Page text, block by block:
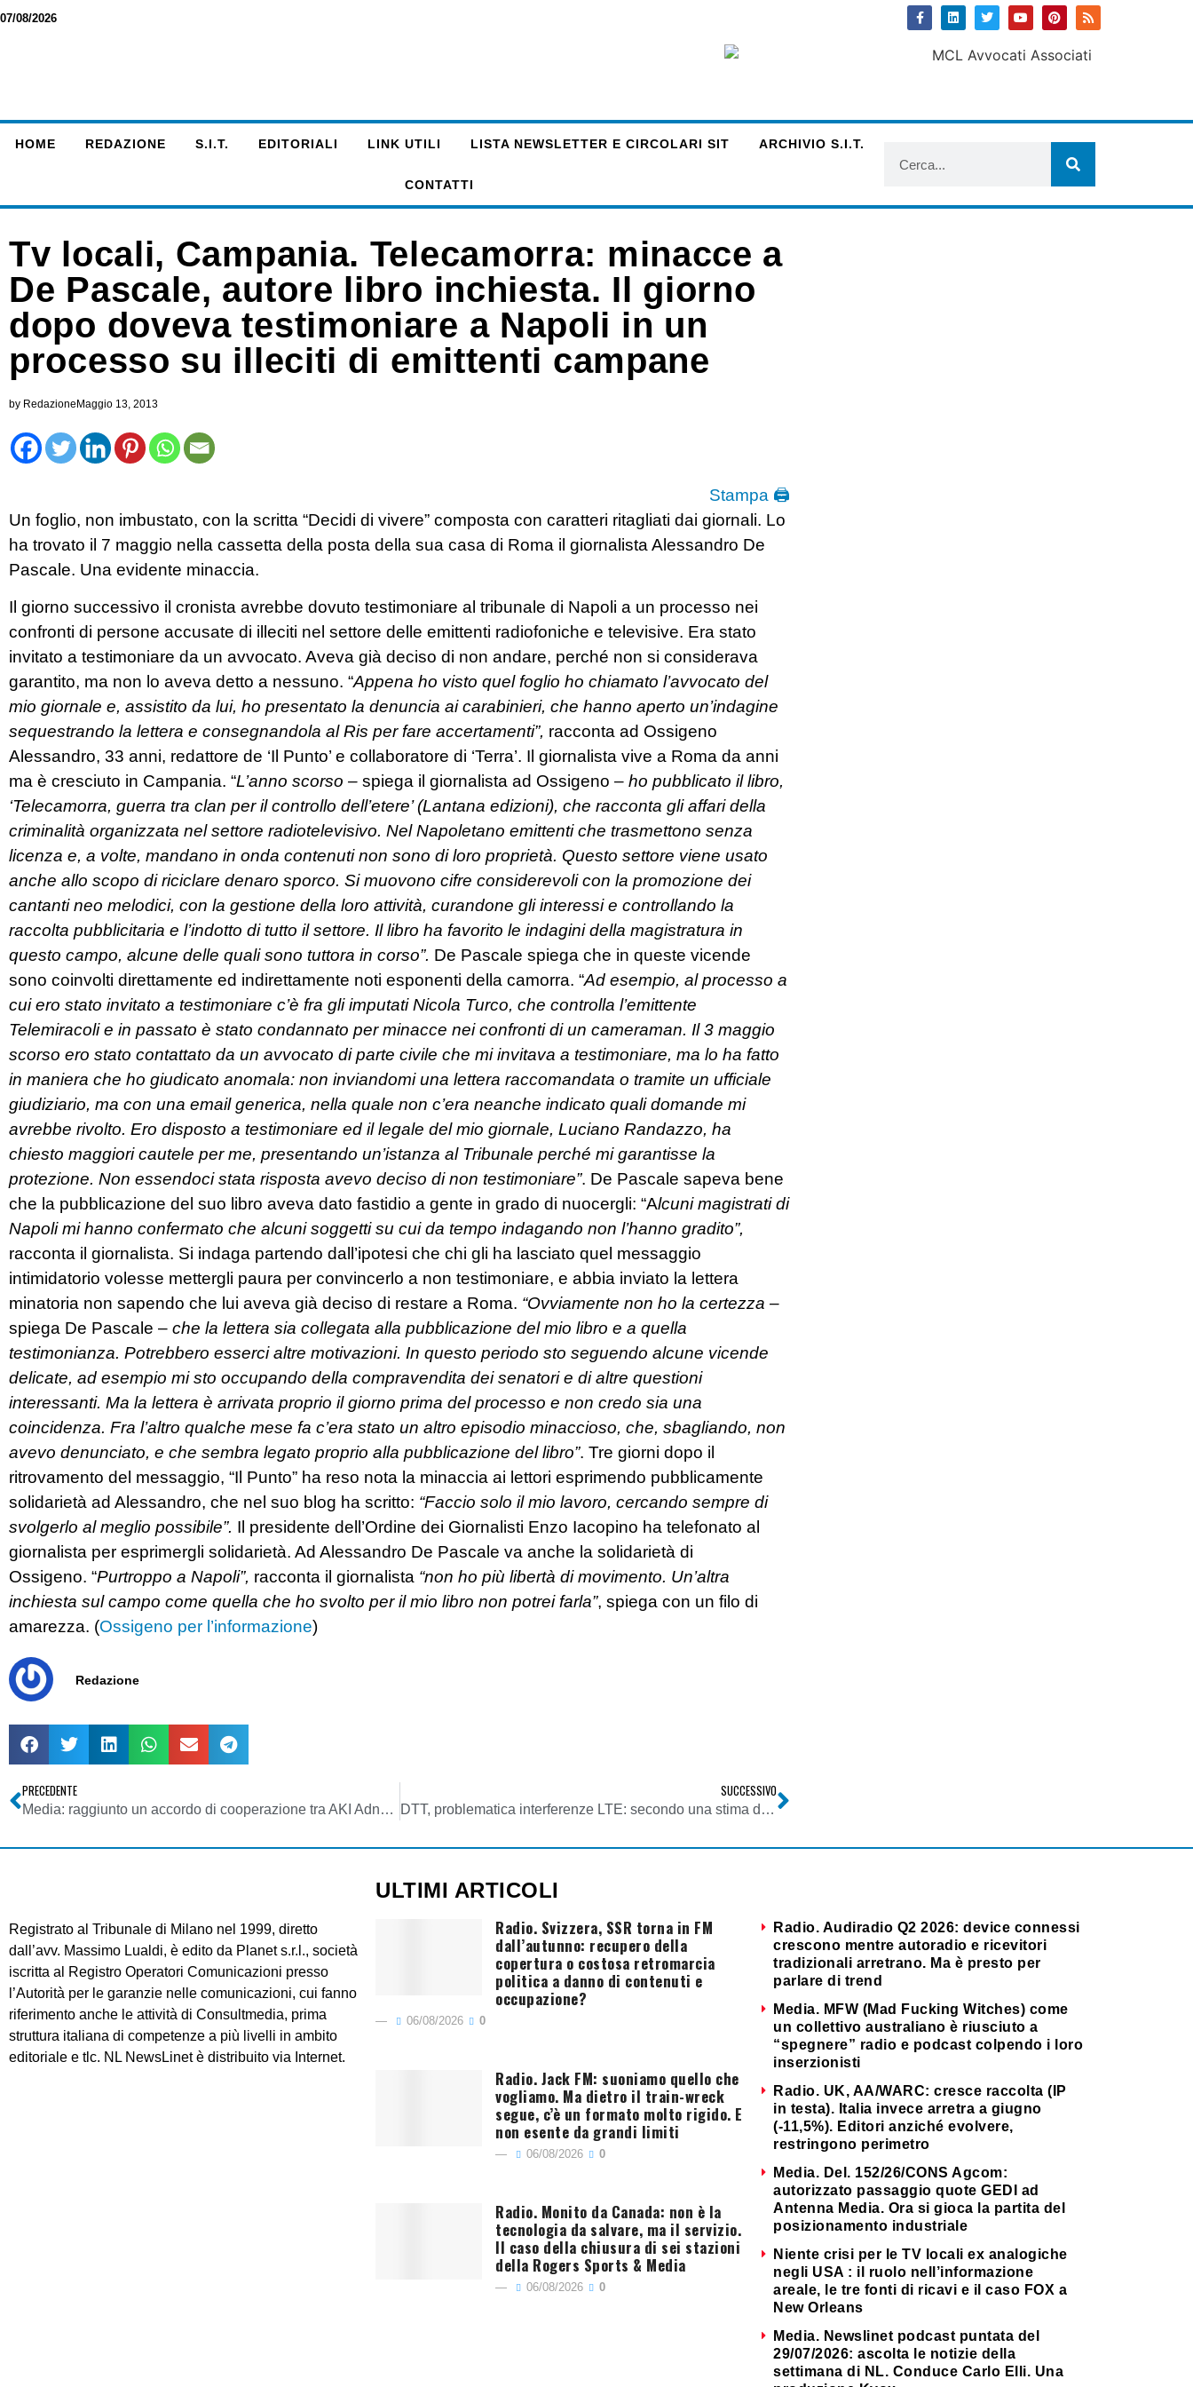
07/08/2026
HOME REDAZIONE S.I.T. EDITORIALI LINK UTILI LISTA NEWSLETTER E CIRCOLARI SIT ARCHIVIO S.I.T.
CONTATTI
Tv locali, Campania. Telecamorra: minacce a
De Pascale, autore libro inchiesta. Il giorno
dopo doveva testimoniare a Napoli in un
processo su illeciti di emittenti campane
by Redazione Maggio 13, 2013
Stampa 🖨
Un foglio, non imbustato, con la scritta “Decidi di vivere” composta con caratteri ritagliati dai giornali. Lo
ha trovato il 7 maggio nella cassetta della posta della sua casa di Roma il giornalista Alessandro De
Pascale. Una evidente minaccia.
Il giorno successivo il cronista avrebbe dovuto testimoniare al tribunale di Napoli a un processo nei
confronti di persone accusate di illeciti nel settore delle emittenti radiofoniche e televisive. Era stato
invitato a testimoniare da un avvocato. Aveva già deciso di non andare, perché non si considerava
garantito, ma non lo aveva detto a nessuno. “Appena ho visto quel foglio ho chiamato l’avvocato del
mio giornale e, assistito da lui, ho presentato la denuncia ai carabinieri, che hanno aperto un’indagine
sequestrando la lettera e consegnandola al Ris per fare accertamenti”, racconta ad Ossigeno
Alessandro, 33 anni, redattore de ‘Il Punto’ e collaboratore di ‘Terra’. Il giornalista vive a Roma da anni
ma è cresciuto in Campania. “L’anno scorso – spiega il giornalista ad Ossigeno – ho pubblicato il libro,
‘Telecamorra, guerra tra clan per il controllo dell’etere’ (Lantana edizioni), che racconta gli affari della
criminalità organizzata nel settore radiotelevisivo. Nel Napoletano emittenti che trasmettono senza
licenza e, a volte, mandano in onda contenuti non sono di loro proprietà. Questo settore viene usato
anche allo scopo di riciclare denaro sporco. Si muovono cifre considerevoli con la promozione dei
cantanti neo melodici, con la gestione della loro attività, curandone gli interessi e controllando la
raccolta pubblicitaria e l’indotto di tutto il settore. Il libro ha favorito le indagini della magistratura in
questo campo, alcune delle quali sono tuttora in corso”. De Pascale spiega che in queste vicende
sono coinvolti direttamente ed indirettamente noti esponenti della camorra. “Ad esempio, al processo a
cui ero stato invitato a testimoniare c’è fra gli imputati Nicola Turco, che controlla l’emittente
Telemiracoli e in passato è stato condannato per minacce nei confronti di un cameraman. Il 3 maggio
scorso ero stato contattato da un avvocato di parte civile che mi invitava a testimoniare, ma lo ha fatto
in maniera che ho giudicato anomala: non inviandomi una lettera raccomandata o tramite un ufficiale
giudiziario, ma con una email generica, nella quale non c’era neanche indicato quali domande mi
avrebbe rivolto. Ero disposto a testimoniare ed il legale del mio giornale, Luciano Randazzo, ha
chiesto maggiori cautele per me, presentando un’istanza al Tribunale perché mi garantisse la
protezione. Non essendoci stata risposta avevo deciso di non testimoniare”. De Pascale sapeva bene
che la pubblicazione del suo libro aveva dato fastidio a gente in grado di nuocergli: “Alcuni magistrati di
Napoli mi hanno confermato che alcuni soggetti su cui da tempo indagando non l’hanno gradito”,
racconta il giornalista. Si indaga partendo dall’ipotesi che chi gli ha lasciato quel messaggio
intimidatorio volesse mettergli paura per convincerlo a non testimoniare, e abbia inviato la lettera
minatoria non sapendo che lui aveva già deciso di restare a Roma. “Ovviamente non ho la certezza –
spiega De Pascale – che la lettera sia collegata alla pubblicazione del mio libro e a quella
testimonianza. Potrebbero esserci altre motivazioni. In questo periodo sto seguendo alcune vicende
delicate, ad esempio mi sto occupando della compravendita dei senatori e di altre questioni
interessanti. Ma la lettera è arrivata proprio il giorno prima del processo e non credo sia una
coincidenza. Fra l’altro qualche mese fa c’era stato un altro episodio minaccioso, che, sbagliando, non
avevo denunciato, e che sembra legato proprio alla pubblicazione del libro”. Tre giorni dopo il
ritrovamento del messaggio, “Il Punto” ha reso nota la minaccia ai lettori esprimendo pubblicamente
solidarietà ad Alessandro, che nel suo blog ha scritto: “Faccio solo il mio lavoro, cercando sempre di
svolgerlo al meglio possibile”. Il presidente dell’Ordine dei Giornalisti Enzo Iacopino ha telefonato al
giornalista per esprimergli solidarietà. Ad Alessandro De Pascale va anche la solidarietà di
Ossigeno. “Purtroppo a Napoli”, racconta il giornalista “non ho più libertà di movimento. Un’altra
inchiesta sul campo come quella che ho svolto per il mio libro non potrei farla”, spiega con un filo di
amarezza. (Ossigeno per l’informazione)
Redazione
PRECEDENTE
Media: raggiunto un accordo di cooperazione tra AKI Adnkronos International del gruppo GMC e la storica radio libanese “Voice of Lebanon”
SUCCESSIVO
DTT, problematica interferenze LTE: secondo una stima della Fondazione Bordoni necessari 700 mila filtri
Registrato al Tribunale di Milano nel 1999, diretto
dall’avv. Massimo Lualdi, è edito da Planet s.r.l., società
iscritta al Registro Operatori Comunicazioni presso
l’Autorità per le garanzie nelle comunicazioni, cui fanno
riferimento anche le attività di Consultmedia, prima
struttura italiana di competenze a più livelli in ambito
editoriale e tlc. NL NewsLinet è distribuito via Internet.
ULTIMI ARTICOLI
Radio. Svizzera, SSR torna in FM
dall’autunno: recupero della
copertura o costosa retromarcia
politica a danno di contenuti e
occupazione?
06/08/2026 0
Radio. Jack FM: suoniamo quello che
vogliamo. Ma dietro il train-wreck
segue, c’è un formato molto rigido. E
non esente da grandi limiti
06/08/2026 0
Radio. Monito da Canada: non è la
tecnologia da salvare, ma il servizio.
Il caso della chiusura di sei stazioni
della Rogers Sports & Media
06/08/2026 0
Radio. Audiradio Q2 2026: device connessi
crescono mentre autoradio e ricevitori
tradizionali arretrano. Ma è presto per
parlare di trend
Media. MFW (Mad Fucking Witches) come
un collettivo australiano è riusciuto a
“spegnere” radio e podcast colpendo i loro
inserzionisti
Radio. UK, AA/WARC: cresce raccolta (IP
in testa). Italia invece arretra a giugno
(-11,5%). Editori anziché evolvere,
restringono perimetro
Media. Del. 152/26/CONS Agcom:
autorizzato passaggio quote GEDI ad
Antenna Media. Ora si gioca la partita del
posizionamento industriale
Niente crisi per le TV locali ex analogiche
negli USA : il ruolo nell’informazione
areale, le tre fonti di ricavi e il caso FOX a
New Orleans
Media. Newslinet podcast puntata del
29/07/2026: ascolta le notizie della
settimana di NL. Conduce Carlo Elli. Una